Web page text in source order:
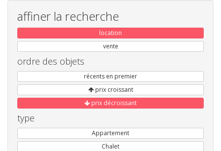
affiner la recherche
location
vente
ordre des objets
récents en premier
prix croissant
prix décroissant
type
Appartement
Chalet